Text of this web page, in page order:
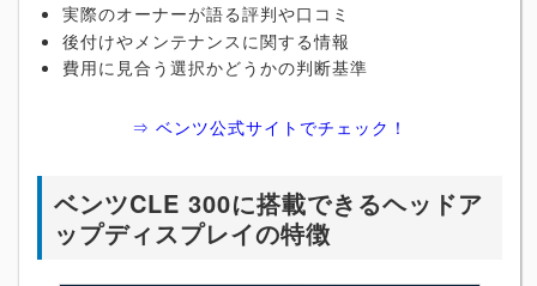
実際のオーナーが語る評判や口コミ
後付けやメンテナンスに関する情報
費用に見合う選択かどうかの判断基準
⇒ ベンツ公式サイトでチェック！
ベンツCLE 300に搭載できるヘッドア
ップディスプレイの特徴